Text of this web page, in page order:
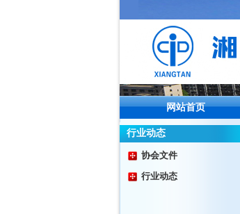
网站首页
行业动态
协会文件
行业动态